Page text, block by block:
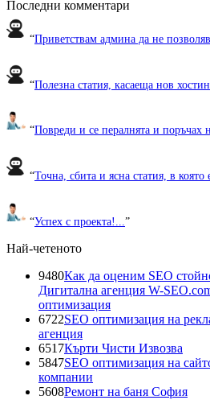
Последни комментари
“Приветствам админа да не
“Полезна статия, касаеща нов
“Повреди и се пералнята и поръчах
“Точна, сбита и ясна статия, в която
“Успех с проекта!... ”
Най-четеното
9480Как да оценим SEO
Дигитална агенция W-
оптимизация
6722SEO оптимизация на
агенция
6517Кърти Чисти Извозва
5847SEO оптимизация на
компании
5608Ремонт на баня София